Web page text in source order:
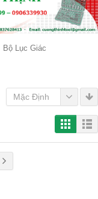
Bộ Lục Giác
Mặc Định